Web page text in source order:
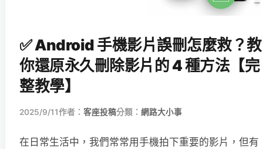
✅ Android 手機影片誤刪怎麼救？教
你還原永久刪除影片的 4 種方法【完
整教學】
2025/9/11作者： 客座投稿分類： 網路大小事
在日常生活中，我們常常用手機拍下重要的影片，但有